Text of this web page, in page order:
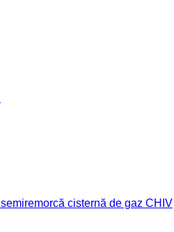
semiremorcă cisternă de gaz CHIV